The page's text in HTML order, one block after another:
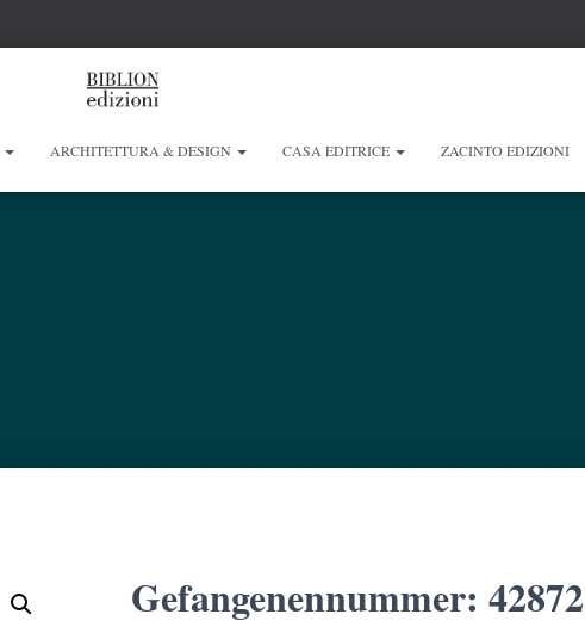
ARCHITETTURA & DESIGN CASA EDITRICE ZACINTO EDIZIONI
Gefangenennummer: 42872